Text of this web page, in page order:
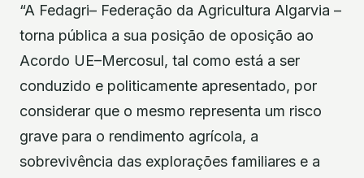
“A Fedagri– Federação da Agricultura Algarvia –
torna pública a sua posição de oposição ao
Acordo UE–Mercosul, tal como está a ser
conduzido e politicamente apresentado, por
considerar que o mesmo representa um risco
grave para o rendimento agrícola, a
sobrevivência das explorações familiares e a